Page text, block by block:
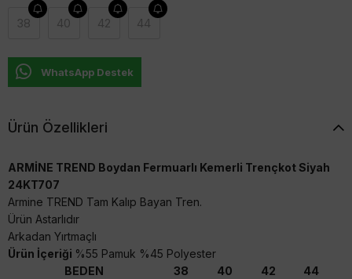
38 40 42 44
WhatsApp Destek
Ürün Özellikleri
ARMİNE TREND Boydan Fermuarlı Kemerli Trençkot Siyah
24KT707
Armine TREND Tam Kalıp Bayan Tren.
Ürün Astarlıdır
Arkadan Yırtmaçlı
Ürün İçeriği %55 Pamuk %45 Polyester
BEDEN
38 40 42
44